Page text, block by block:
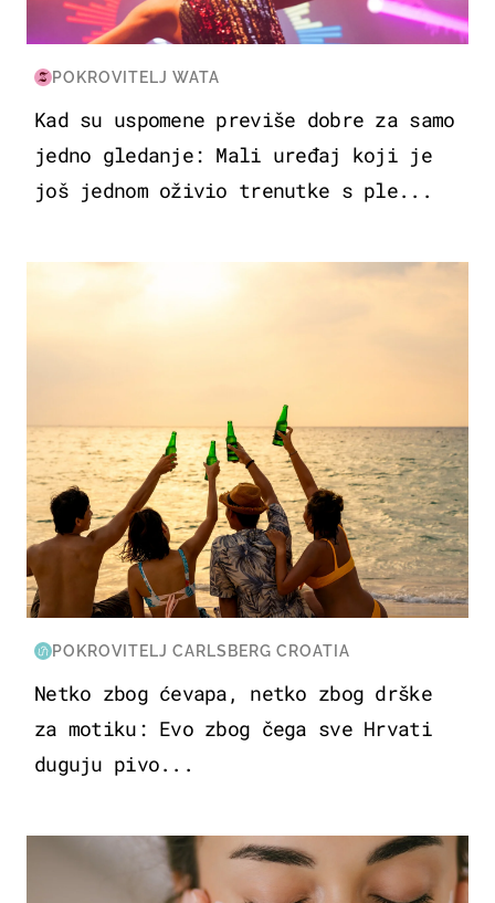
POKROVITELJ WATA
Kad su uspomene previše dobre za samo
jedno gledanje: Mali uređaj koji je
još jednom oživio trenutke s ple...
POKROVITELJ CARLSBERG CROATIA
Netko zbog ćevapa, netko zbog drške
za motiku: Evo zbog čega sve Hrvati
duguju pivo...
MODA & LJEPOTA